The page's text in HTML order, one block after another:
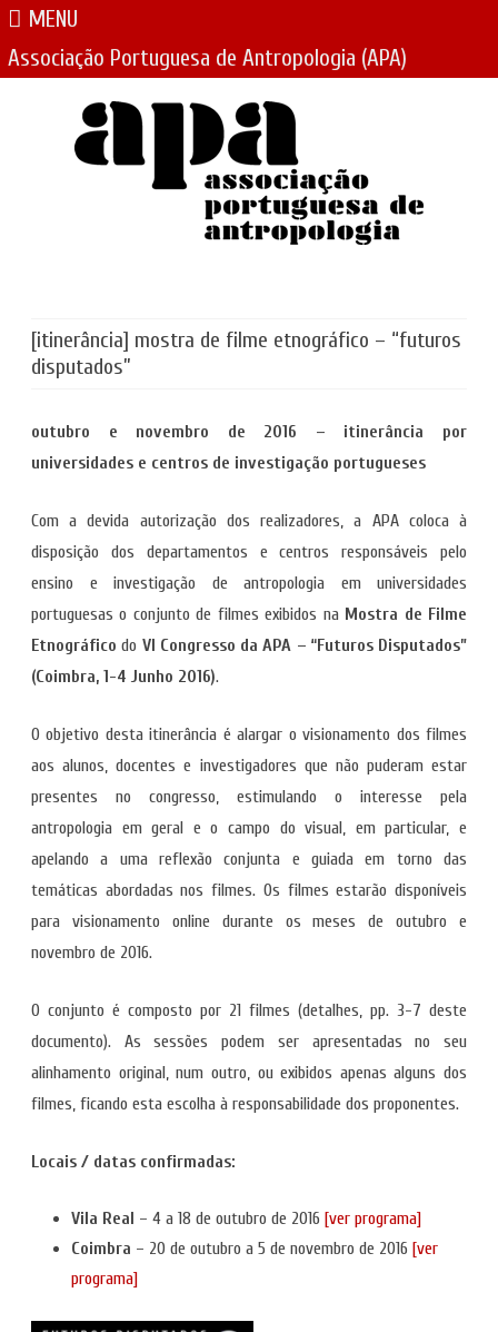
MENU
Associação Portuguesa de Antropologia (APA)
[itinerância] mostra de filme etnográfico – “futuros
disputados”
outubro e novembro de 2016 – itinerância por
universidades e centros de investigação portugueses
Com a devida autorização dos realizadores, a APA coloca à
disposição dos departamentos e centros responsáveis pelo
ensino e investigação de antropologia em universidades
portuguesas o conjunto de filmes exibidos na Mostra de Filme
Etnográfico do VI Congresso da APA – “Futuros Disputados”
(Coimbra, 1-4 Junho 2016).
O objetivo desta itinerância é alargar o visionamento dos filmes
aos alunos, docentes e investigadores que não puderam estar
presentes no congresso, estimulando o interesse pela
antropologia em geral e o campo do visual, em particular, e
apelando a uma reflexão conjunta e guiada em torno das
temáticas abordadas nos filmes. Os filmes estarão disponíveis
para visionamento online durante os meses de outubro e
novembro de 2016.
O conjunto é composto por 21 filmes (detalhes, pp. 3-7 deste
documento). As sessões podem ser apresentadas no seu
alinhamento original, num outro, ou exibidos apenas alguns dos
filmes, ficando esta escolha à responsabilidade dos proponentes.
Locais / datas confirmadas:
Vila Real – 4 a 18 de outubro de 2016 [ver programa]
Coimbra – 20 de outubro a 5 de novembro de 2016 [ver
programa]